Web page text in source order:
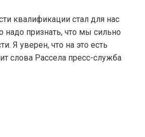
квалификации стал для нас
надо признать, что мы сильно
Я уверен, что на это есть
слова Рассела пресс-служба